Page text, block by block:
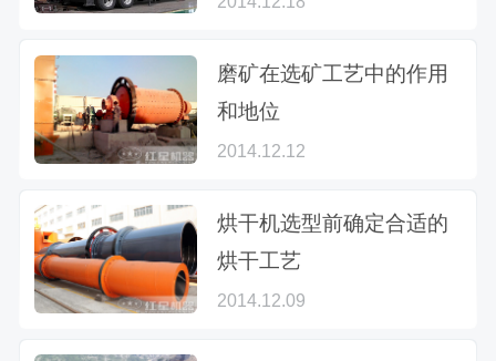
磨矿在选矿工艺中的作用
和地位
2014.12.12
烘干机选型前确定合适的
烘干工艺
2014.12.09